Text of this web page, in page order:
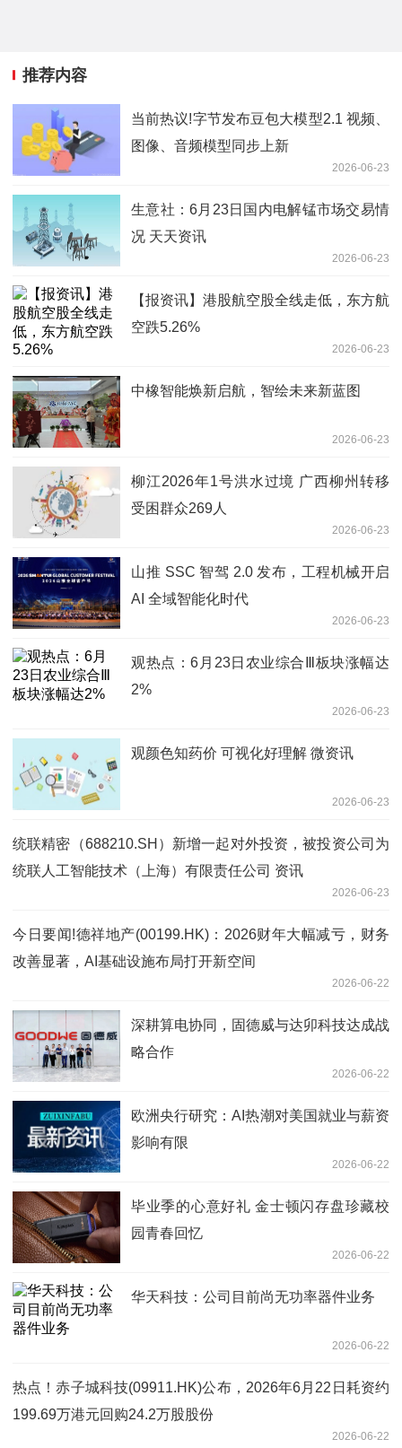
推荐内容
当前热议!字节发布豆包大模型2.1 视频、
图像、音频模型同步上新
2026-06-23
生意社：6月23日国内电解锰市场交易情
况 天天资讯
2026-06-23
【报资讯】港股航空股全线走低，东方航
空跌5.26%
2026-06-23
中橡智能焕新启航，智绘未来新蓝图
2026-06-23
柳江2026年1号洪水过境 广西柳州转移
受困群众269人
2026-06-23
山推 SSC 智驾 2.0 发布，工程机械开启
AI 全域智能化时代
2026-06-23
观热点：6月23日农业综合Ⅲ板块涨幅达
2%
2026-06-23
观颜色知药价 可视化好理解 微资讯
2026-06-23
统联精密（688210.SH）新增一起对外投资，被投资公司为
统联人工智能技术（上海）有限责任公司 资讯
2026-06-23
今日要闻!德祥地产(00199.HK)：2026财年大幅减亏，财务
改善显著，AI基础设施布局打开新空间
2026-06-22
深耕算电协同，固德威与达卯科技达成战
略合作
2026-06-22
欧洲央行研究：AI热潮对美国就业与薪资
影响有限
2026-06-22
毕业季的心意好礼 金士顿闪存盘珍藏校
园青春回忆
2026-06-22
华天科技：公司目前尚无功率器件业务
2026-06-22
热点！赤子城科技(09911.HK)公布，2026年6月22日耗资约
199.69万港元回购24.2万股股份
2026-06-22